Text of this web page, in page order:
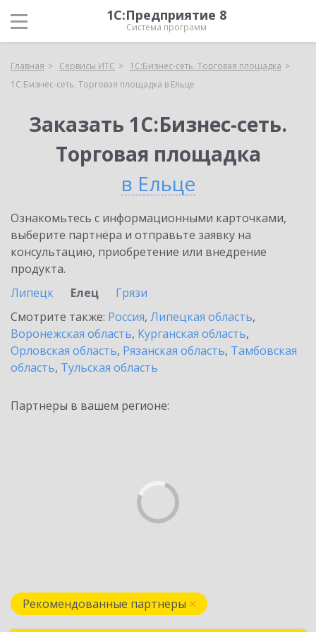
1С:Предприятие 8
Система программ
Главная Сервисы ИТС
1С:Бизнес-сеть. Торговая площадка
1С:Бизнес-сеть. Торговая площадка в Ельце
Заказать 1С:Бизнес-сеть.
Торговая площадка
в Ельце
Ознакомьтесь с информационными карточками,
выберите партнёра и отправьте заявку на
консультацию, приобретение или внедрение
продукта.
Липецк
Елец
Грязи
Смотрите также: Россия, Липецкая область,
Воронежская область, Курганская область,
Орловская область, Рязанская область, Тамбовская
область, Тульская область
Партнеры в вашем регионе:
Рекомендованные партнеры